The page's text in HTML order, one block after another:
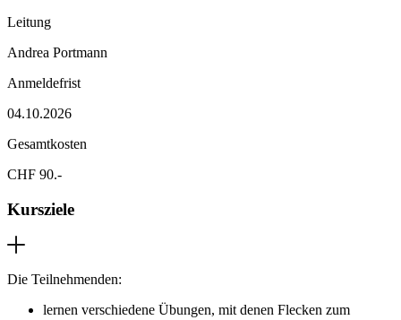
Leitung
Andrea Portmann
Anmeldefrist
04.10.2026
Gesamtkosten
CHF 90.-
Kursziele
Die Teilnehmenden:
lernen verschiedene Übungen, mit denen Flecken zum